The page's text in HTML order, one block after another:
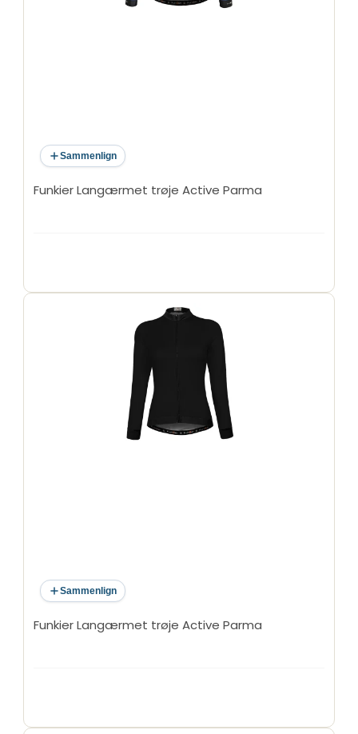
Sammenlign
Funkier Langærmet trøje Active Parma
Sammenlign
Funkier Langærmet trøje Active Parma